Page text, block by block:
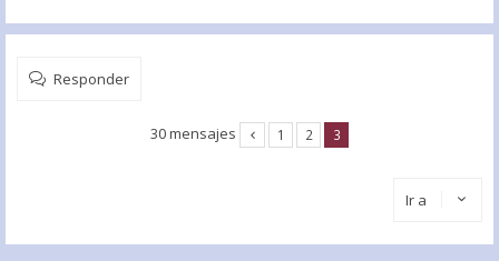
Responder
30 mensajes 1 2 3
Ir a